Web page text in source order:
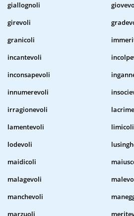
giallognoli
girevoli
granicoli
incantevoli
inconsapevoli
innumerevoli
irragionevoli
lamentevoli
limicoli
lodevoli
maidicoli
malagevoli
manchevoli
marzuoli